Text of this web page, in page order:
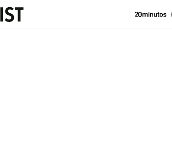
Volver